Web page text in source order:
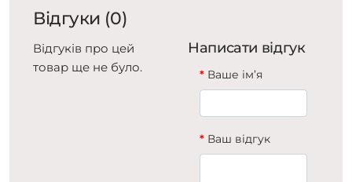
Відгуки (0)
Відгуків про цей
товар ще не було.
Написати відгук
Ваше ім’я
Ваш відгук